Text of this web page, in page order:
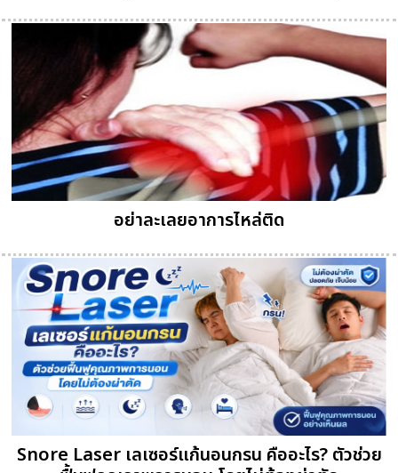
อย่าละเลยอาการไหล่ติด
Snore Laser เลเซอร์แก้นอนกรน คืออะไร? ตัวช่วย